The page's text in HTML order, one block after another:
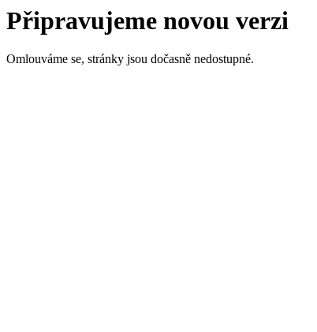
Připravujeme novou verzi
Omlouváme se, stránky jsou dočasně nedostupné.